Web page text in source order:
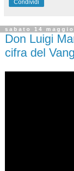
Condividi
sabato 14 maggio
Don Luigi
cifra del